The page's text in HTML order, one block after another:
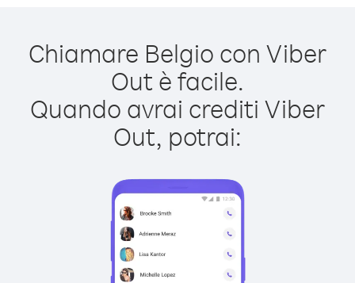
Chiamare Belgio con Viber
Out è facile.
Quando avrai crediti Viber
Out, potrai: